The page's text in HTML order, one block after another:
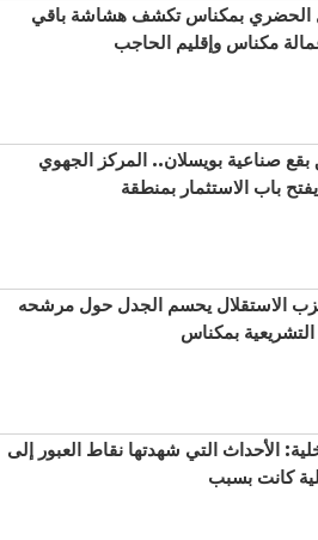
الحضري بمكناس تكشف هشاشة باقي
مكناس وإقليم الحاجب
صناعية بويسلان.. المركز الجهوي
باب الاستثمار بمنطقة
الاستقلال يحسم الجدل حول مرشحه
التشريعية بمكناس
الأحداث التي شهدتها نقاط العبور إلى
كانت بسبب